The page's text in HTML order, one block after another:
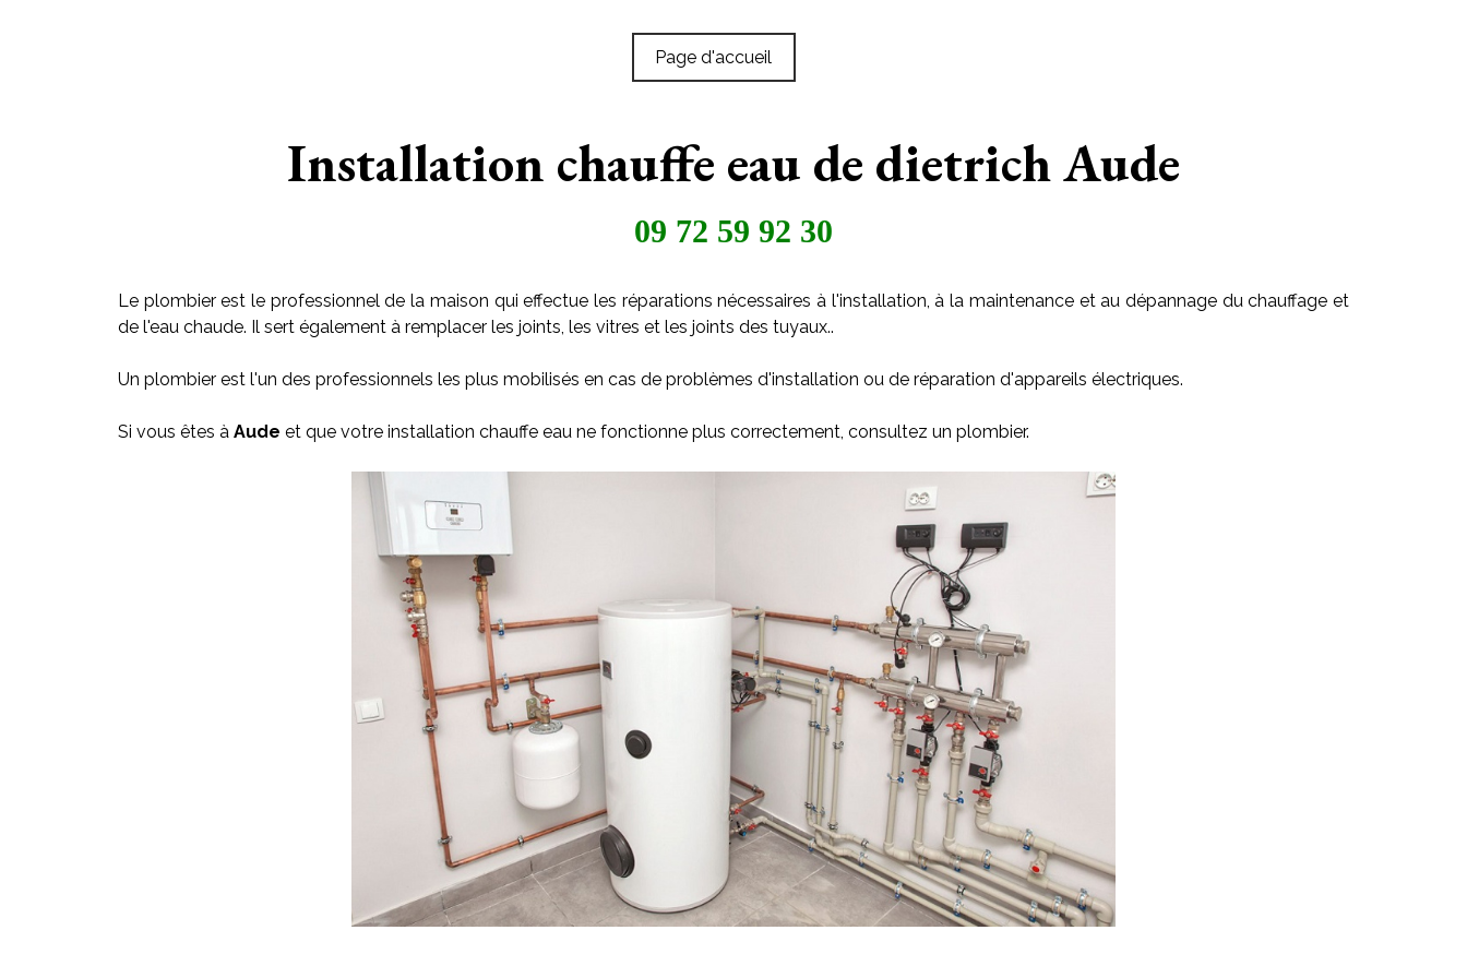
Page d'accueil
Installation chauffe eau de dietrich Aude
09 72 59 92 30
Le plombier est le professionnel de la maison qui effectue les réparations nécessaires à l'installation, à la maintenance et au dépannage du chauffage et
de l'eau chaude. Il sert également à remplacer les joints, les vitres et les joints des tuyaux..
Un plombier est l'un des professionnels les plus mobilisés en cas de problèmes d'installation ou de réparation d'appareils électriques.
Si vous êtes à Aude et que votre installation chauffe eau ne fonctionne plus correctement, consultez un plombier.